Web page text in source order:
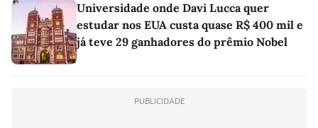
Universidade onde Davi Lucca quer
estudar nos EUA custa quase R$ 400 mil e
já teve 29 ganhadores do prêmio Nobel
PUBLICIDADE